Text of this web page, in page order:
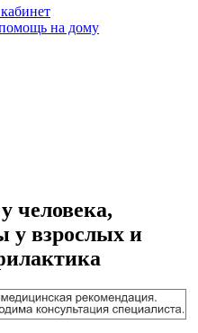
на дому
человека,
у взрослых и